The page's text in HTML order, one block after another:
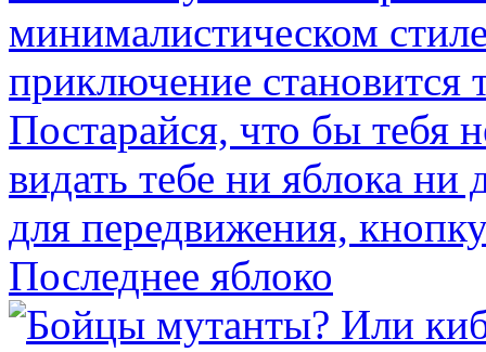
Последнее яблоко